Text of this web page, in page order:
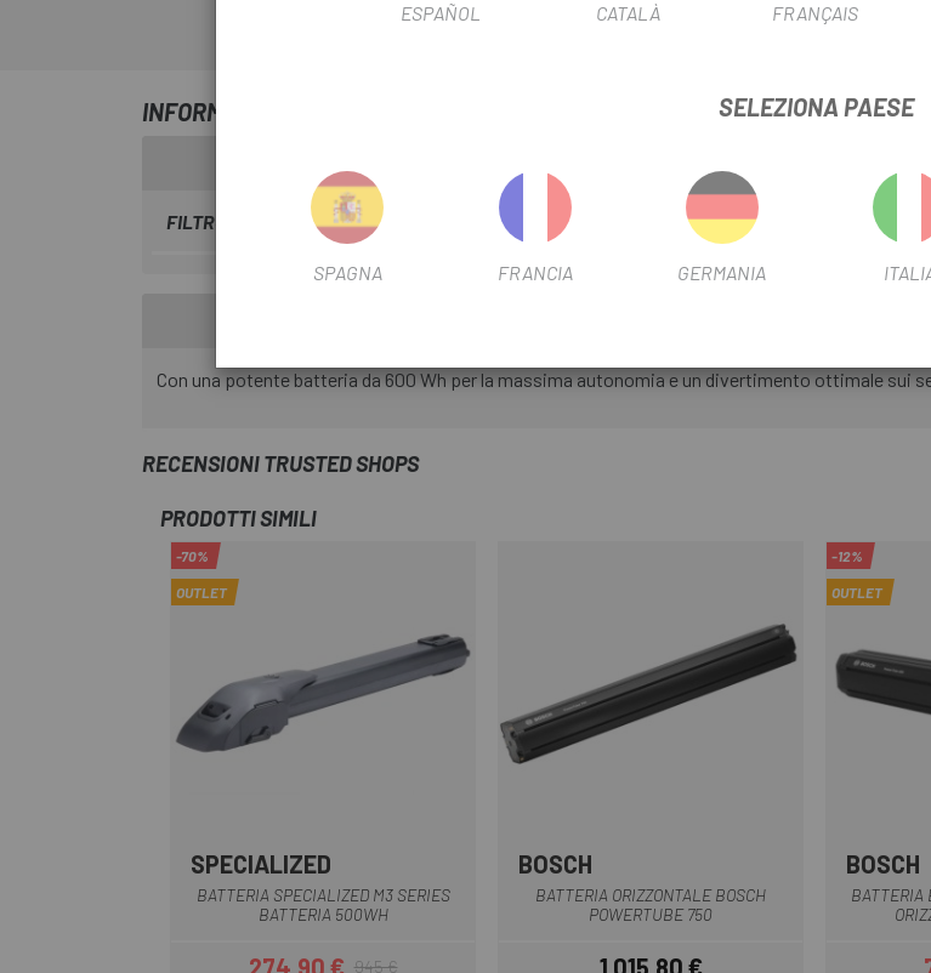
INFORMAZIONI SU BATTERIA SPECIALIZED SERIE X2 600WH LEVO 4 MODELLI
FILTRO STAGIONALE 2025
Con una potente batteria da 600 Wh per la massima autonomia e un divertimento ottimale sui
RECENSIONI TRUSTED SHOPS
PRODOTTI SIMILI
Nero
-70%
OUTLET
SPECIALIZED
BATTERIA SPECIALIZED M3 SERIES
BATTERIA 500WH
274,90 € 945 €
BOSCH
BATTERIA ORIZZONTALE BOSCH
POWERTUBE 750
1.015,80 €
-12%
OUTLET
BOSCH
BATTERIA
ESPAÑOL CATALÀ FRANÇAIS
SELEZIONA PAESE
SPAGNA FRANCIA GERMANIA